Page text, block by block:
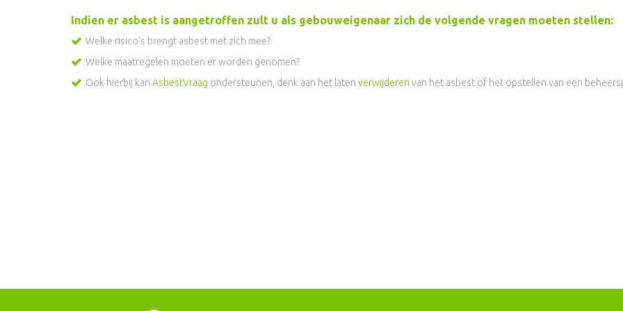
Indien er asbest is aangetroffen zult u als gebouweigenaar zich de volgende vragen moeten stellen:
Welke risico’s brengt asbest met zich mee?
Welke maatregelen moeten er worden genomen?
Ook hierbij kan AsbestVraag ondersteunen, denk aan het laten verwijderen van het asbest of het opstellen van een